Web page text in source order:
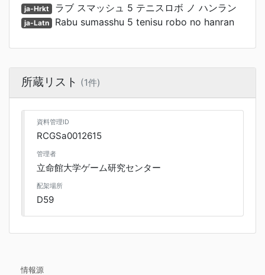
ja-Hrkt ラブ スマッシュ 5 テニスロボ ノ ハンラン
ja-Latn Rabu sumasshu 5 tenisu robo no hanran
所蔵リスト (1件)
資料管理ID
RCGSa0012615
管理者
立命館大学ゲーム研究センター
配架場所
D59
情報源